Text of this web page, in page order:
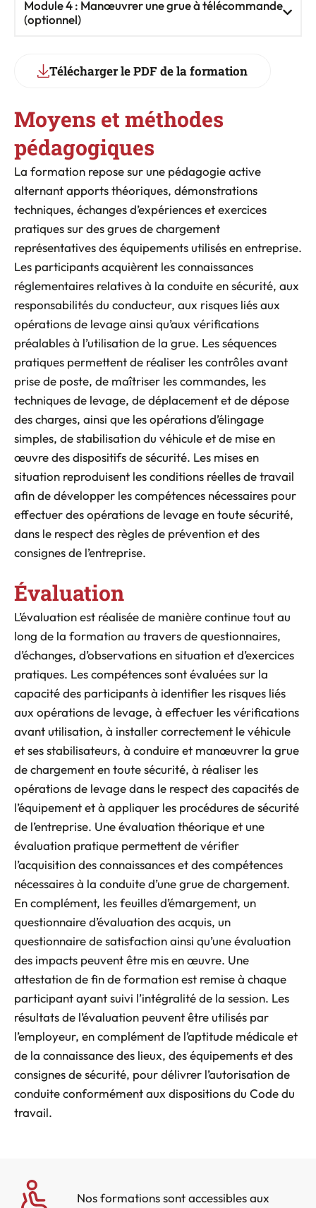
Module 4 : Manœuvrer une grue à télécommande
(optionnel)
Télécharger le PDF de la formation
Moyens et méthodes
pédagogiques
La formation repose sur une pédagogie active
alternant apports théoriques, démonstrations
techniques, échanges d’expériences et exercices
pratiques sur des grues de chargement
représentatives des équipements utilisés en entreprise.
Les participants acquièrent les connaissances
réglementaires relatives à la conduite en sécurité, aux
responsabilités du conducteur, aux risques liés aux
opérations de levage ainsi qu’aux vérifications
préalables à l’utilisation de la grue. Les séquences
pratiques permettent de réaliser les contrôles avant
prise de poste, de maîtriser les commandes, les
techniques de levage, de déplacement et de dépose
des charges, ainsi que les opérations d’élingage
simples, de stabilisation du véhicule et de mise en
œuvre des dispositifs de sécurité. Les mises en
situation reproduisent les conditions réelles de travail
afin de développer les compétences nécessaires pour
effectuer des opérations de levage en toute sécurité,
dans le respect des règles de prévention et des
consignes de l’entreprise.
Évaluation
L’évaluation est réalisée de manière continue tout au
long de la formation au travers de questionnaires,
d’échanges, d’observations en situation et d’exercices
pratiques. Les compétences sont évaluées sur la
capacité des participants à identifier les risques liés
aux opérations de levage, à effectuer les vérifications
avant utilisation, à installer correctement le véhicule
et ses stabilisateurs, à conduire et manœuvrer la grue
de chargement en toute sécurité, à réaliser les
opérations de levage dans le respect des capacités de
l’équipement et à appliquer les procédures de sécurité
de l’entreprise. Une évaluation théorique et une
évaluation pratique permettent de vérifier
l’acquisition des connaissances et des compétences
nécessaires à la conduite d’une grue de chargement.
En complément, les feuilles d’émargement, un
questionnaire d’évaluation des acquis, un
questionnaire de satisfaction ainsi qu’une évaluation
des impacts peuvent être mis en œuvre. Une
attestation de fin de formation est remise à chaque
participant ayant suivi l’intégralité de la session. Les
résultats de l’évaluation peuvent être utilisés par
l’employeur, en complément de l’aptitude médicale et
de la connaissance des lieux, des équipements et des
consignes de sécurité, pour délivrer l’autorisation de
conduite conformément aux dispositions du Code du
travail.
Nos formations sont accessibles aux